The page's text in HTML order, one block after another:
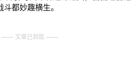
都妙趣横生。
文章已到底